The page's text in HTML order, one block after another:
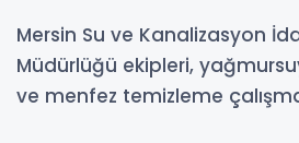
Mersin Su ve Kanalizasyon
Müdürlüğü ekipleri,
ve menfez temizleme